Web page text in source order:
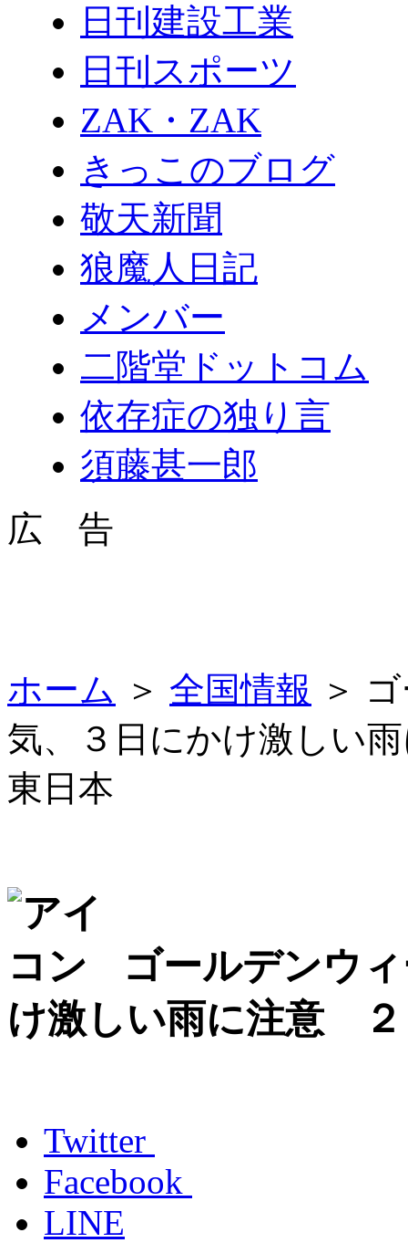
日刊建設工業
日刊スポーツ
ZAK・ZAK
きっこのブログ
敬天新聞
狼魔人日記
メンバー
二階堂ドットコム
依存症の独り言
須藤甚一郎
広 告
ホーム ＞ 全国情報 ＞
気、３日にかけ激しい
東日本
ゴールデンウ
け激しい雨に注意 ２
Twitter
Facebook
LINE